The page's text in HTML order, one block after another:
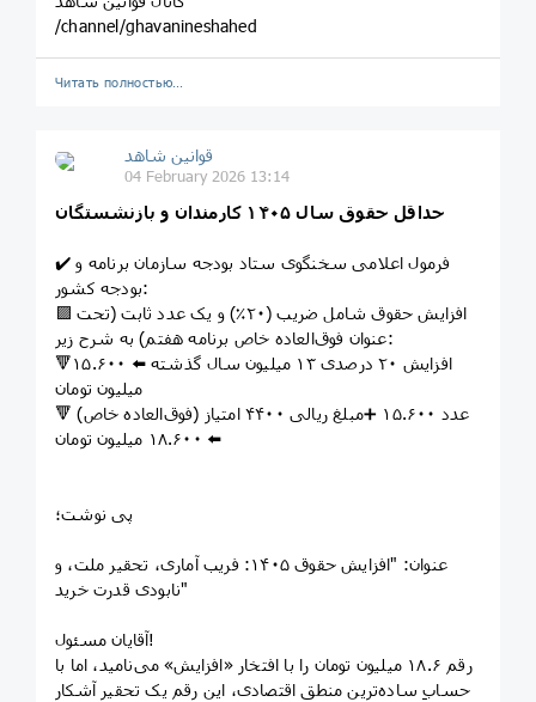
/channel/ghavanineshahed
Читать полностью…
قوانین‌ شاهد
04 February 2026 13:14
حداقل حقوق سال ۱۴۰۵ کارمندان و بازنشستگان
✔️ فرمول اعلامی سخنگوی ستاد بودجه سازمان برنامه و
بودجه کشور:
🟪 افزایش حقوق شامل ضریب (۲۰٪) و یک عدد ثابت (تحت
عنوان فوق‌العاده خاص برنامه هفتم) به شرح زیر:
🔻افزایش ۲۰ درصدی ۱۳ میلیون سال گذشته ⬅️ ۱۵.۶۰۰
میلیون تومان
🔻 عدد ۱۵.۶۰۰ ➕مبلغ ریالی ۴۴۰۰ امتیاز (فوق‌العاده خاص)
⬅️ ۱۸.۶۰۰ میلیون تومان
پی نوشت؛
عنوان: "افزایش حقوق ۱۴۰۵: فریب آماری، تحقیر ملت، و
نابودی قدرت خرید"
آقایان مسئول!
رقم ۱۸.۶ میلیون تومان را با افتخار «افزایش» می‌نامید، اما با
حسابِ ساده‌ترین منطق اقتصادی، این رقم یک تحقیر آشکار